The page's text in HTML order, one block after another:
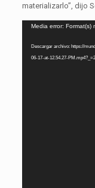
materializarlo”, dijo
Reproductor
vídeo
Media error: Format(s)
Descargar archivo: https://
06-17-at-12.54.27-PM.mp4?_=2